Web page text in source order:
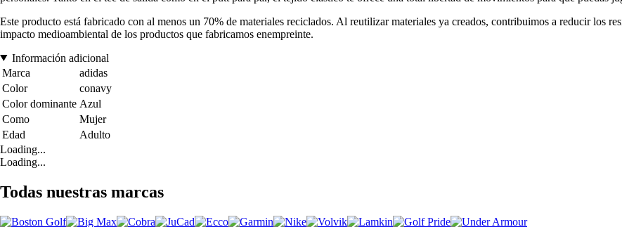
Este producto está fabricado con al menos un 70% de materiales reciclados. Al reutilizar materiales ya creados, contribuimos a reducir los
impacto medioambiental de los productos que fabricamos enempreinte.
Información adicional
Marca
adidas
Color
conavy
Color dominante Azul
Como
Mujer
Edad
Adulto
Loading...
Loading...
Todas nuestras marcas